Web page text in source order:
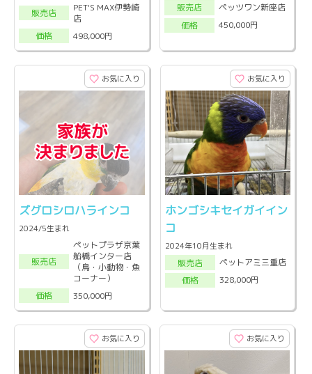
販売店
PET'S MAX伊勢崎
店
価格
498,000円
販売店
ペッツワン新座店
価格
450,000円
お気に入り
ズグロシロハラインコ
2024/5生まれ
販売店
ペットプラザ京葉
船橋インター店
（鳥・小動物・魚
コーナー）
価格
350,000円
お気に入り
ホンゴシキセイガイイン
コ
2024年10月生まれ
販売店
ペットアミ三重店
価格
328,000円
お気に入り お気に入り